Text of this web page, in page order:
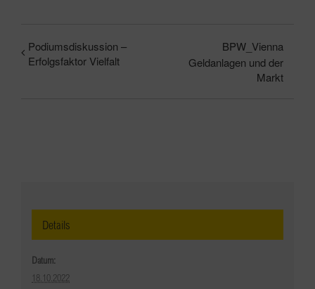
Podiumsdiskussion –
Erfolgsfaktor Vielfalt
BPW_Vienna
Geldanlagen und der
Markt
Details
Datum:
18.10.2022